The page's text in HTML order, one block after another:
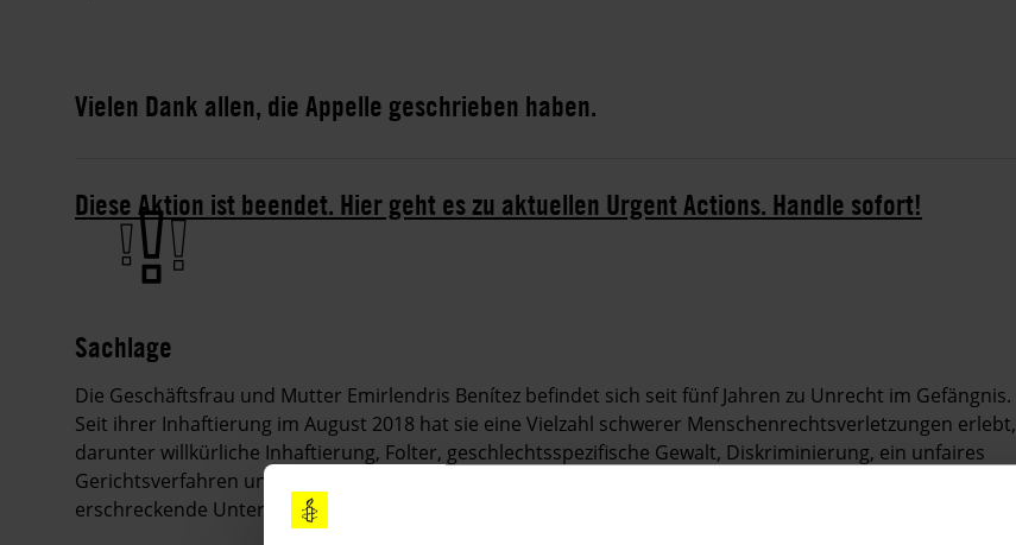
Vielen Dank allen, die Appelle geschrieben haben.
Diese Aktion ist beendet. Hier geht es zu aktuellen Urgent Actions. Handle sofort!
Sachlage
Die Geschäftsfrau und Mutter Emirlendris Benítez befindet sich seit fünf Jahren zu Unrecht im Gefängnis.
Seit ihrer Inhaftierung im August 2018 hat sie eine Vielzahl schwerer Menschenrechtsverletzungen erlebt,
darunter willkürliche Inhaftierung, Folter, geschlechtsspezifische Gewalt, Diskriminierung, ein unfaires
Gerichtsverfahren und unmenschliche Haftbedingungen. Ihr Schicksal ist ein Beispiel für die
erschreckende Unterdrückungspolitik der venezolanischen Regierung.